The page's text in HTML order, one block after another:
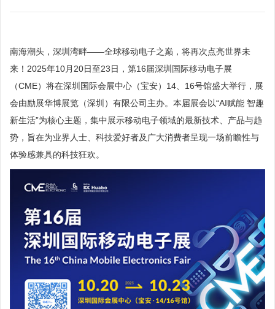
南海潮头，深圳湾畔——全球移动电子之巅，将再次点亮世界未
来！2025年10月20日至23日，第16届深圳国际移动电子展
（CME）将在深圳国际会展中心（宝安）14、16号馆盛大举行，展
会由励展华博展览（深圳）有限公司主办。本届展会以“AI赋能 智趣
新生活”为核心主题，集中展示移动电子领域的最新技术、产品与趋
势，旨在为业界人士、科技爱好者及广大消费者呈现一场前瞻性与
体验感兼具的科技狂欢。